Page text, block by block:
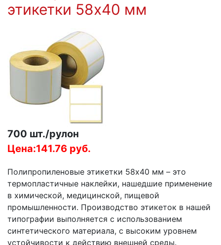
этикетки 58х40 мм
700 шт./рулон
Цена:141.76 руб.
Полипропиленовые этикетки 58х40 мм – это
термопластичные наклейки, нашедшие применение
в химической, медицинской, пищевой
промышленности. Производство этикеток в нашей
типографии выполняется с использованием
синтетического материала, с высоким уровнем
устойчивости к действию внешней среды.